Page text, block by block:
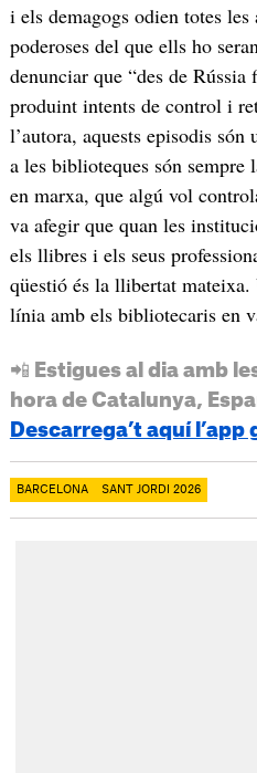
i els demagogs odien totes les
poderoses del que ells ho
denunciar que “des de Rússia
produint intents de control i
l’autora, aquests episodis
a les biblioteques són sempre
en marxa, que algú vol
va afegir que quan les
els llibres i els seus
qüestió és la llibertat
línia amb els bibliotecaris en
📲 Estigues al dia amb
hora de Catalunya,
Descarrega’t aquí l’app
BARCELONA SANT JORDI 2026